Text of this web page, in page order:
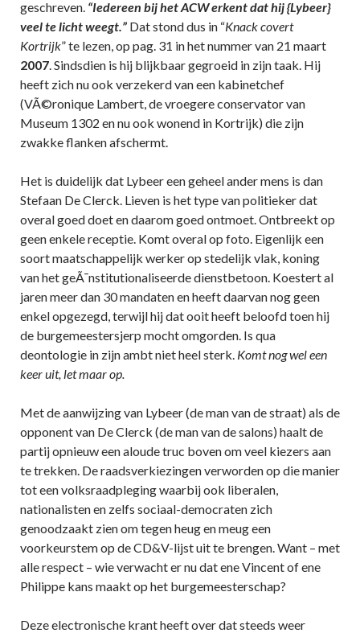
geschreven. “Iedereen bij het ACW erkent dat hij {Lybeer}
veel te licht weegt.” Dat stond dus in “Knack covert
Kortrijk” te lezen, op pag. 31 in het nummer van 21 maart
2007. Sindsdien is hij blijkbaar gegroeid in zijn taak. Hij
heeft zich nu ook verzekerd van een kabinetchef
(VÃ©ronique Lambert, de vroegere conservator van
Museum 1302 en nu ook wonend in Kortrijk) die zijn
zwakke flanken afschermt.
Het is duidelijk dat Lybeer een geheel ander mens is dan
Stefaan De Clerck. Lieven is het type van politieker dat
overal goed doet en daarom goed ontmoet. Ontbreekt op
geen enkele receptie. Komt overal op foto. Eigenlijk een
soort maatschappelijk werker op stedelijk vlak, koning
van het geÃ¯nstitutionaliseerde dienstbetoon. Koestert al
jaren meer dan 30 mandaten en heeft daarvan nog geen
enkel opgezegd, terwijl hij dat ooit heeft beloofd toen hij
de burgemeestersjerp mocht omgorden. Is qua
deontologie in zijn ambt niet heel sterk. Komt nog wel een
keer uit, let maar op.
Met de aanwijzing van Lybeer (de man van de straat) als de
opponent van De Clerck (de man van de salons) haalt de
partij opnieuw een aloude truc boven om veel kiezers aan
te trekken. De raadsverkiezingen verworden op die manier
tot een volksraadpleging waarbij ook liberalen,
nationalisten en zelfs sociaal-democraten zich
genoodzaakt zien om tegen heug en meug een
voorkeurstem op de CD&V-lijst uit te brengen. Want – met
alle respect – wie verwacht er nu dat ene Vincent of ene
Philippe kans maakt op het burgemeesterschap?
Deze electronische krant heeft over dat steeds weer